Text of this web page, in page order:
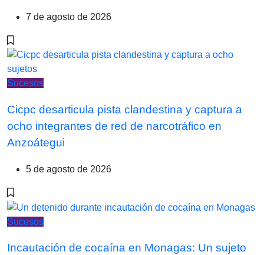
7 de agosto de 2026
Sucesos
Cicpc desarticula pista clandestina y captura a
ocho integrantes de red de narcotráfico en
Anzoátegui
5 de agosto de 2026
Sucesos
Incautación de cocaína en Monagas: Un sujeto